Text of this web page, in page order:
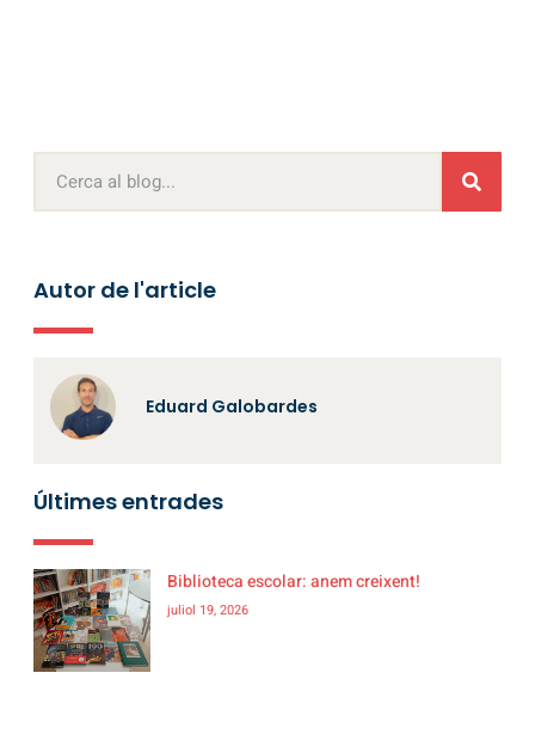
Autor de l'article
Eduard Galobardes
Últimes entrades
Biblioteca escolar: anem creixent!
juliol 19, 2026